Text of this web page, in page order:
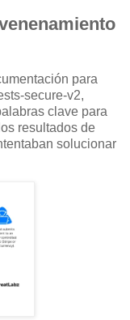
para
secure-v2,
clave para
resultados de
solucionar